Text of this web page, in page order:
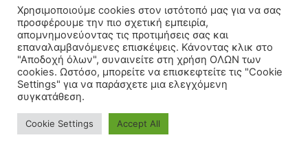
Συλλόγου Μαχητικών Αθλημάτων “ο
Μάξιμος”εντυπωσίασαν στην επίδειξη καράτε και
πυγμαχίας, ενώ οι αθλητές Παγκρατίου του συλλόγου
Ολύμπιοςπαρουσίασαν το αρχαίο Ελληνικό άθλημα.
Επίσης, στον Κορινό, τουρνουά Beach Volley 2X2 και
παιχνίδι beach volley King of the court & Queen of the court 3X3
με ένταση και ενθουσιασμό διοργανώθηκε από
της Ολυμπιακής Ακτής παιχνίδι, τρέξιμο και ποδήλατο
το ΑΠΣΤΡΙΑΣξετρέλανε τους μικρούς μας φίλους.
Χρησιμοποιούμε cookies στον ιστότοπό μας για να σας
προσφέρουμε την πιο σχετική εμπειρία,
απομνημονεύοντας τις προτιμήσεις σας και
επαναλαμβανόμενες επισκέψεις. Κάνοντας κλικ στο
"Αποδοχή όλων", συναινείτε στη χρήση ΟΛΩΝ των
cookies. Ωστόσο, μπορείτε να επισκεφτείτε τις "Cookie
Settings" για να παράσχετε μια ελεγχόμενη
συγκατάθεση.
Cookie Settings Accept All